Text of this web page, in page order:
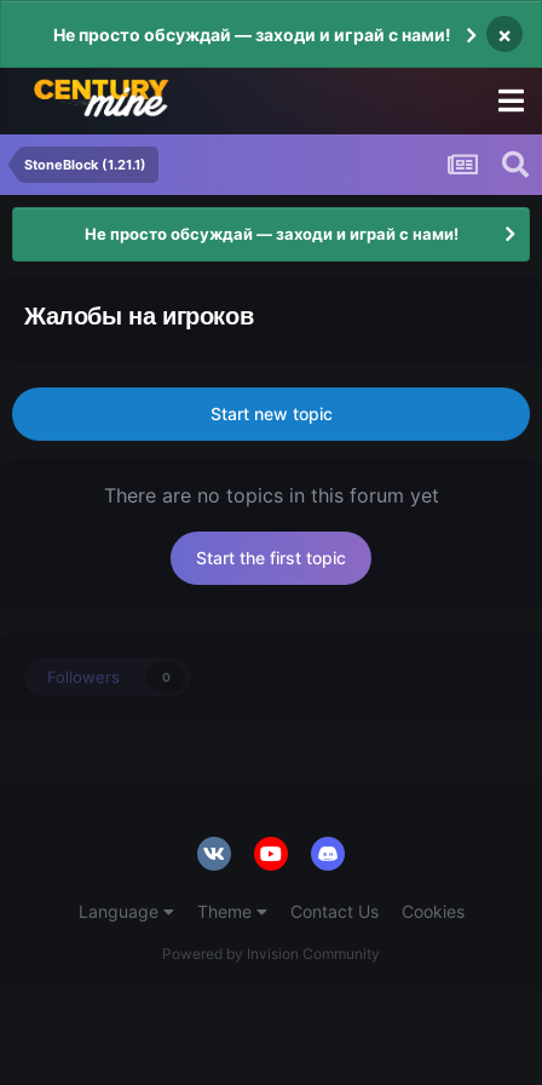
Не просто обсуждай — заходи и играй с нами! ×
StoneBlock (1.21.1)
Не просто обсуждай — заходи и играй с нами!
Жалобы на игроков
Start new topic
There are no topics in this forum yet
Start the first topic
Followers 0
Language Theme Contact Us Cookies
Powered by Invision Community